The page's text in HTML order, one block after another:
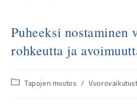
Puheeksi nostaminen
rohkeutta ja
Tapojen muutos /